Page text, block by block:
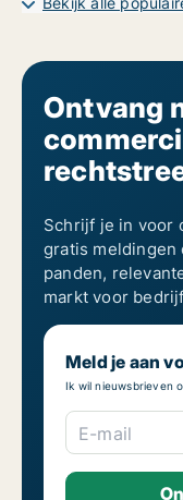
Ontvang
Schrijf je in voor
gratis meldingen
panden,
markt voor
Meld je aan
Ik wil nieuwsbrieven
E-mail